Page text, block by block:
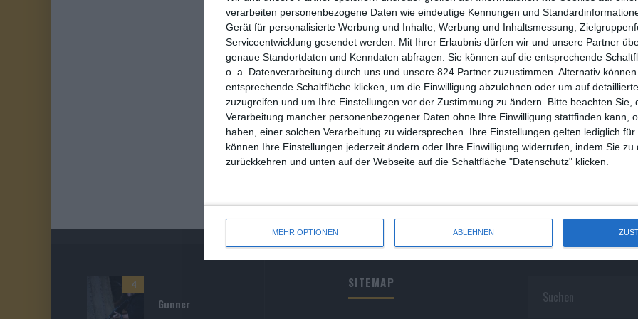
verarbeiten personenbezogene Daten wie eindeutige Kennungen und
Gerät für personalisierte Werbung und Inhalte, Werbung und Inhaltsmessung,
Serviceentwicklung gesendet werden.
Mit Ihrer Erlaubnis dürfen wir und unsere Partner
genaue Standortdaten und Kenndaten abfragen. Sie können auf die entsprechende
o. a. Datenverarbeitung durch uns und unsere 824 Partner zuzustimmen. Alternativ
entsprechende Schaltfläche klicken, um die Einwilligung abzulehnen oder um auf
zuzugreifen und um Ihre Einstellungen vor der Zustimmung zu ändern.
Bitte beachten Sie,
Verarbeitung mancher personenbezogener Daten ohne Ihre Einwilligung stattfinden kann,
haben, einer solchen Verarbeitung zu widersprechen. Ihre Einstellungen gelten lediglich
können Ihre Einstellungen jederzeit ändern oder Ihre Einwilligung widerrufen, indem Sie zu
zurückkehren und unten auf der Webseite auf die Schaltfläche "Datenschutz" klicken.
MEHR OPTIONEN ABLEHNEN
4
Gunner
SITEMAP